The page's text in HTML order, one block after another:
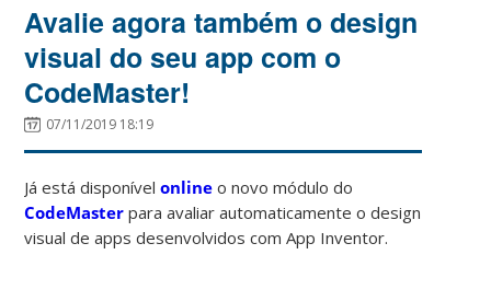
Avalie agora também o design
visual do seu app com o
CodeMaster!
07/11/2019 18:19
Já está disponívelonlineo novo módulo do
CodeMaster para avaliar automaticamente o design
visual de apps desenvolvidos com App Inventor.